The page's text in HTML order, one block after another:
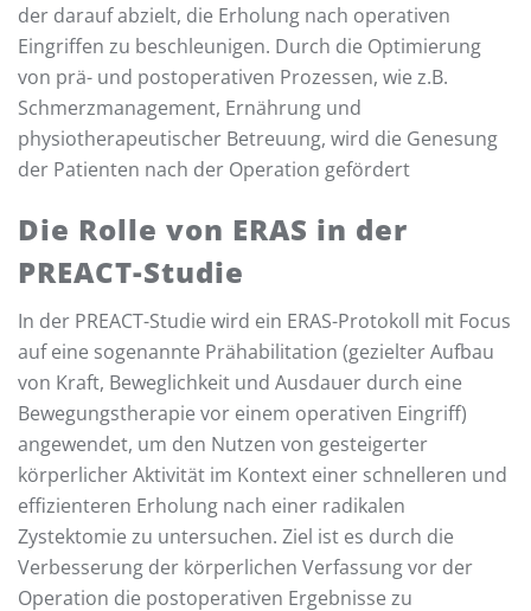
der darauf abzielt, die Erholung nach operativen
Eingriffen zu beschleunigen. Durch die Optimierung
von prä- und postoperativen Prozessen, wie z.B.
Schmerzmanagement, Ernährung und
physiotherapeutischer Betreuung, wird die Genesung
der Patienten nach der Operation gefördert
Die Rolle von ERAS in der
PREACT-Studie
In der PREACT-Studie wird ein ERAS-Protokoll mit Focus
auf eine sogenannte Prähabilitation (gezielter Aufbau
von Kraft, Beweglichkeit und Ausdauer durch eine
Bewegungstherapie vor einem operativen Eingriff)
angewendet, um den Nutzen von gesteigerter
körperlicher Aktivität im Kontext einer schnelleren und
effizienteren Erholung nach einer radikalen
Zystektomie zu untersuchen. Ziel ist es durch die
Verbesserung der körperlichen Verfassung vor der
Operation die postoperativen Ergebnisse zu